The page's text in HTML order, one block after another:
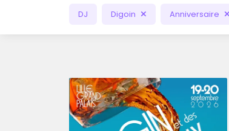
DJ Digoin Anniversaire